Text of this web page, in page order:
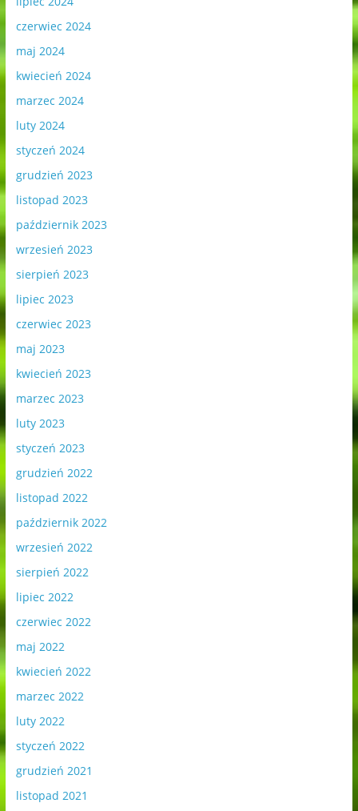
czerwiec 2024
maj 2024
kwiecień 2024
marzec 2024
luty 2024
styczeń 2024
grudzień 2023
listopad 2023
październik 2023
wrzesień 2023
sierpień 2023
lipiec 2023
czerwiec 2023
maj 2023
kwiecień 2023
marzec 2023
luty 2023
styczeń 2023
grudzień 2022
listopad 2022
październik 2022
wrzesień 2022
sierpień 2022
lipiec 2022
czerwiec 2022
maj 2022
kwiecień 2022
marzec 2022
luty 2022
styczeń 2022
grudzień 2021
listopad 2021